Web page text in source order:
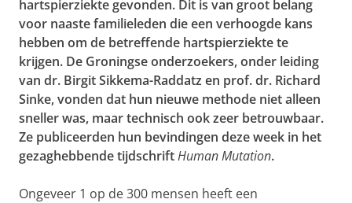
hartspierziekte gevonden. Dit is van groot belang
voor naaste familieleden die een verhoogde kans
hebben om de betreffende hartspierziekte te
krijgen. De Groningse onderzoekers, onder leiding
van dr. Birgit Sikkema-Raddatz en prof. dr. Richard
Sinke, vonden dat hun nieuwe methode niet alleen
sneller was, maar technisch ook zeer betrouwbaar.
Ze publiceerden hun bevindingen deze week in het
gezaghebbende tijdschriftHuman Mutation.
Ongeveer 1 op de 300 mensen heeft een